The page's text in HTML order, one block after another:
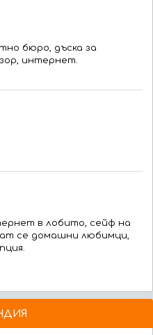
бюро, дъска за
интернет.
в лобито, сейф на
се домашни любимци,